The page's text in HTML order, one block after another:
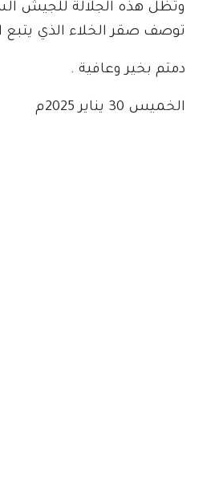
وتظل هذه الجلالة للجيش
توصف صقر الخلاء الذي
دمتم بخير وعافية .
الخميس 30 يناير 2025م